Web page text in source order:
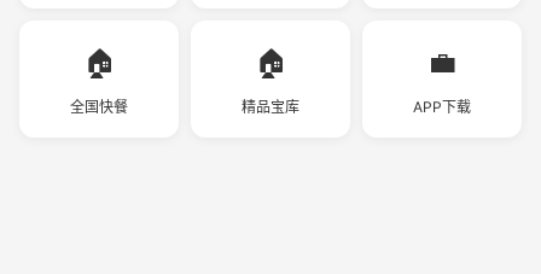
🏠
全国快餐
🏠
精品宝库
💼
APP下载